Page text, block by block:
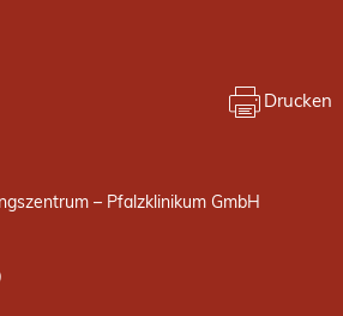
Drucken
– Pfalzklinikum GmbH